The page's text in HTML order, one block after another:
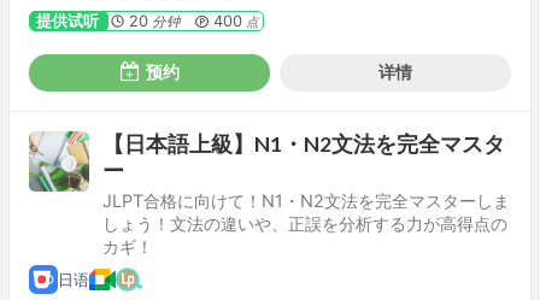
提供试听 20 分钟 400点
预约 详情
【日本語上級】N1・N2文法を完全マスタ
ー
JLPT合格に向けて！N1・N2文法を完全マスターしま
しょう！文法の違いや、正誤を分析する力が高得点の
カギ！
日语